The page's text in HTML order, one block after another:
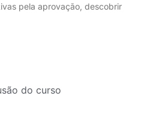
pela aprovação, descobrir